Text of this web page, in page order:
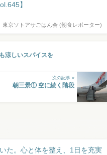
】
東京ソトアサごはん会 (朝食レポーター)
涼しいスパイスを
次の記事 »
朝三景① 空に続く階段
た。心と体を整え、1日を充実